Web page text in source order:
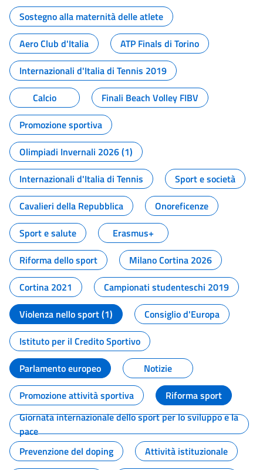
Sostegno alla maternità delle atlete
Aero Club d'Italia
ATP Finals di Torino
Internazionali d'Italia di Tennis 2019
Calcio
Finali Beach Volley FIBV
Promozione sportiva
Olimpiadi Invernali 2026 (1)
Internazionali d'Italia di Tennis
Sport e società
Cavalieri della Repubblica
Onoreficenze
Sport e salute
Erasmus+
Riforma dello sport
Milano Cortina 2026
Cortina 2021
Campionati studenteschi 2019
Violenza nello sport (1)
Consiglio d'Europa
Istituto per il Credito Sportivo
Parlamento europeo
Notizie
Promozione attività sportiva
Riforma sport
Giornata internazionale dello sport per lo sviluppo e la
pace
Prevenzione del doping
Attività istituzionale